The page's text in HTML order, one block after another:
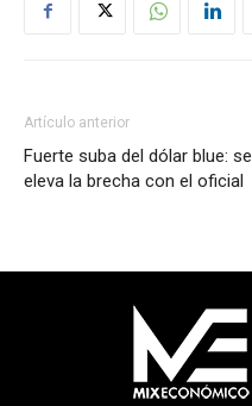
Artículo anterior
Fuerte suba del dólar blue: se
eleva la brecha con el oficial